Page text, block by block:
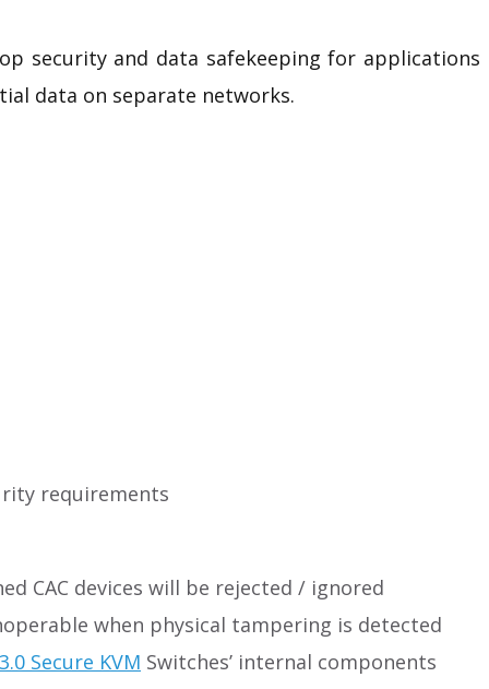
security and data safekeeping for applications
data on separate networks.
requirements
CAC devices will be rejected / ignored
when physical tampering is detected
Secure KVM Switches’ internal components